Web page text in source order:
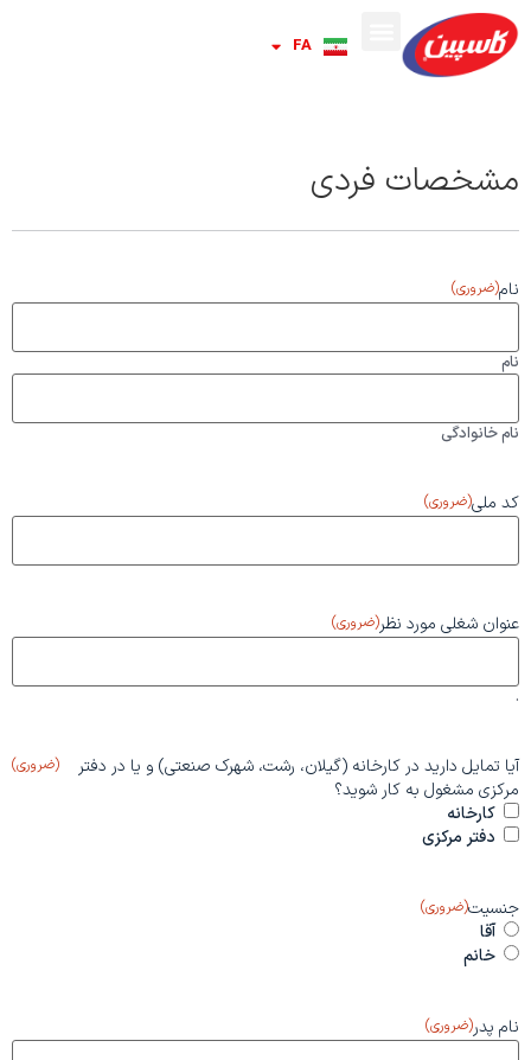
FA
RU
مشخصات فردی
نام(ضروری)
نام
نام خانوادگی
کد ملی(ضروری)
عنوان شغلی مورد نظر(ضروری)
.
آیا تمایل دارید در کارخانه (گیلان، رشت، شهرک صنعتی) و یا در دفتر
مرکزی مشغول به کار شوید؟
(ضروری)
کارخانه
دفتر مرکزی
جنسیت(ضروری)
آقا
خانم
نام پدر(ضروری)